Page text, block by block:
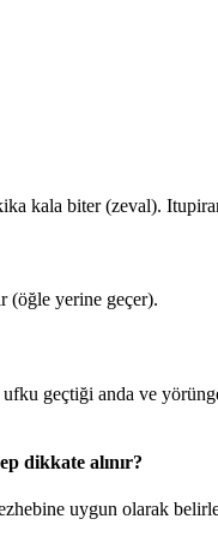
kala biter (zeval).
(öğle yerine geçer).
geçtiği anda ve
dikkate alınır?
uygun olarak